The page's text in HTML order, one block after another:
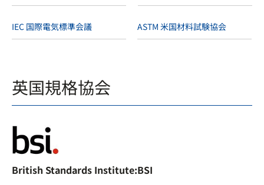
IEC 国際電気標準会議 ASTM 米国材料試験協会
英国規格協会
British Standards Institute:BSI